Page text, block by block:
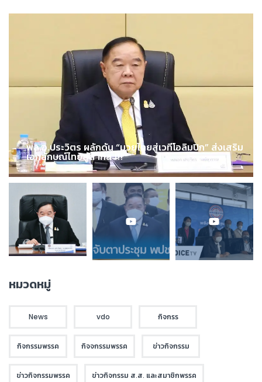
พล.อ.ประวิตร ผลักดัน “มวยไทยสู่เวทีโอลิมปิก” ส่งเสริม
เอกลักษณ์ไทยสู่สากล !!!
หมวดหมู่
News vdo กิจกรร
กิจกรรมพรรค กิจจกรรมพรรค ข่าวกิจกรรม
ข่าวกิจกรรมพรรค ข่าวกิจกรรม ส.ส. และสมาชิกพรรค